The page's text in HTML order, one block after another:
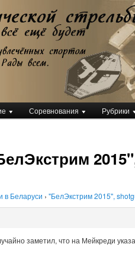
стрельбы
Соревнования Рубрики
в Беларуси › "БелЭкстрим 2015",
заметил, что на Мейкреди